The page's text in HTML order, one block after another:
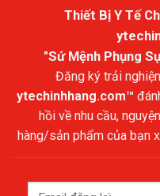
Thiết Bị Y Tế
"Sứ Mệnh Phụng
Đăng ký trải
ytechinhhang.com™
hồi về nhu cầu,
hàng/sản phẩm của bạn